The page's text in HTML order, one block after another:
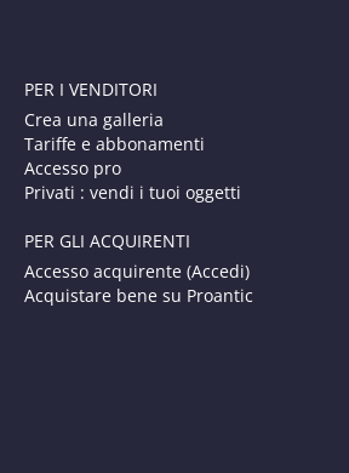
PER I VENDITORI
Crea una galleria
Tariffe e abbonamenti
Accesso pro
Privati : vendi i tuoi oggetti
PER GLI ACQUIRENTI
Accesso acquirente (Accedi)
Acquistare bene su Proantic